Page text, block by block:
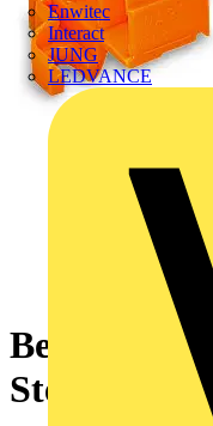
Enwitec
Interact
JUNG
LEDVANCE